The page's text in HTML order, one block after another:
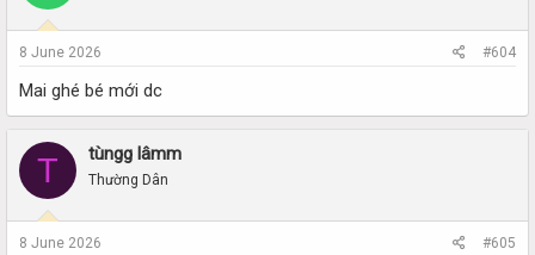
8 June 2026 #604
Mai ghé bé mới dc
T tùngg lâmm
Thường Dân
8 June 2026 #605